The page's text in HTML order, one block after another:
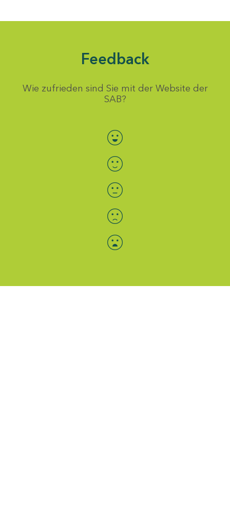
Feedback
Wie zufrieden sind Sie mit der Website der
SAB?
Bewertung auswählen